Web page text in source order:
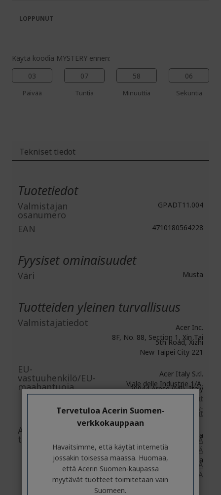
images
gallery
the
images
Käytä koodia MYSTERY ennen:
03
Päivää
07
Tuntia
58
Minuuttia
06
Sekuntia
LOPPUNUT
Tekniset tiedot
Tuotetiedot
Valmistajan
osanumero
GP.ADT11.004
EAN 4710180564228
Fyysiset ominaisuudet
Väri Musta
Tuotteiden yleinen turvallisuus
Valmistajatiedot
Acer Inc.
8F, No. 88, Section 1, Xin Tai
5th Road, Xizhi
New Taipei City 221
EU-
vastuuhenkilö/EU-
maahantuoja
Acer Italy S.r.l.
Viale delle Industrie 1/A,
20044 Arese (MI), Italy
https://www.acer.com/it-it
Sähköposti:
acer-italy-
srl@legalmail.it
Asiakirjojen/kuvien
turvallisuus Lisätarvikkeet: saatavilla
TÄÄLLÄ
Yhteydet: saatavilla
TÄÄLLÄ
Sähköpotkulaudat: saatavilla
TÄÄLLÄ
eBikes: saatavilla
TÄÄLLÄ
Tervetuloa Acerin Suomen-
verkkokauppaan
Havaitsimme, että käytät internetiä
jossakin toisessa maassa. Huomaa,
että Acerin Suomen-kaupassa
myytävät tuotteet toimitetaan vain
Suomeen.